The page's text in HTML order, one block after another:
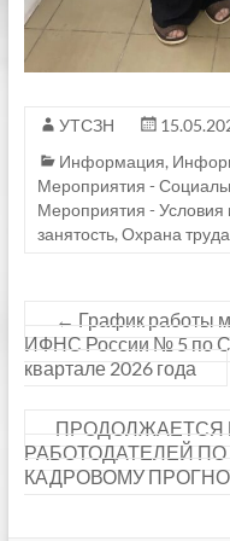
УТСЗН
Информация,
Мероприятия -
Мероприятия - Условия
занятость,Охрана труда
← График работы
ИФНС России № 5 по
квартале 2026 года
ПРОДОЛЖАЕТСЯ
РАБОТОДАТЕЛЕЙ
КАДРОВОМУ